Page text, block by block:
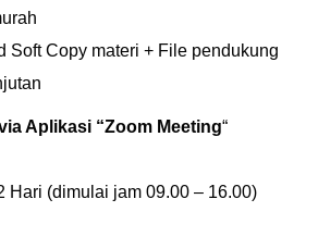
Soft Copy materi + File pendukung
Aplikasi “Zoom Meeting“
Hari (dimulai jam 09.00 – 16.00)